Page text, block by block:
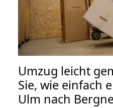
Umzug leicht
Sie, wie einfach
Ulm nach